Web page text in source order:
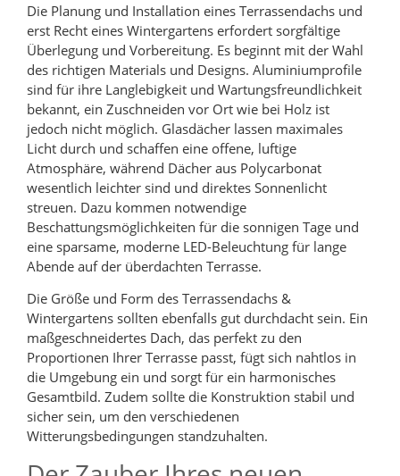
Die Planung und Installation eines Terrassendachs und
erst Recht eines Wintergartens erfordert sorgfältige
Überlegung und Vorbereitung. Es beginnt mit der Wahl
des richtigen Materials und Designs. Aluminiumprofile
sind für ihre Langlebigkeit und Wartungsfreundlichkeit
bekannt, ein Zuschneiden vor Ort wie bei Holz ist
jedoch nicht möglich. Glasdächer lassen maximales
Licht durch und schaffen eine offene, luftige
Atmosphäre, während Dächer aus Polycarbonat
wesentlich leichter sind und direktes Sonnenlicht
streuen. Dazu kommen notwendige
Beschattungsmöglichkeiten für die sonnigen Tage und
eine sparsame, moderne LED-Beleuchtung für lange
Abende auf der überdachten Terrasse.
Die Größe und Form des Terrassendachs &
Wintergartens sollten ebenfalls gut durchdacht sein. Ein
maßgeschneidertes Dach, das perfekt zu den
Proportionen Ihrer Terrasse passt, fügt sich nahtlos in
die Umgebung ein und sorgt für ein harmonisches
Gesamtbild. Zudem sollte die Konstruktion stabil und
sicher sein, um den verschiedenen
Witterungsbedingungen standzuhalten.